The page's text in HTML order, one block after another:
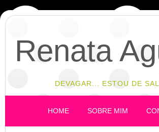
Renata
DEVAGAR... ESTOU DE
HOME SOBRE MIM